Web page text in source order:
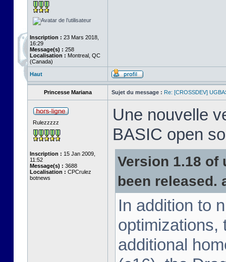
Inscription : 23 Mars 2018,
16:29
Message(s) : 258
Localisation : Montreal, QC
(Canada)
Haut
Princesse Mariana Sujet du message : Re: [CROSSDEV]
Rulezzzzz
Inscription : 15 Jan 2009,
11:52
Message(s) : 3688
Localisation : CPCrulez
botnews
Une nouvelle
BASIC open
Version 1.18 of
been released.
In addition to
optimizations,
additional